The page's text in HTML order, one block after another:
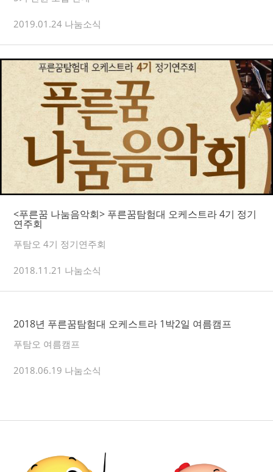
2019.01.24 나눔소식
<푸른꿈 나눔음악회> 푸른꿈탐험대 오케스트라 4기 정기
연주회
푸탐오 4기 정기연주회
2018.11.21 나눔소식
2018년 푸른꿈탐험대 오케스트라 1박2일 여름캠프
푸탐오 여름캠프
2018.06.19 나눔소식